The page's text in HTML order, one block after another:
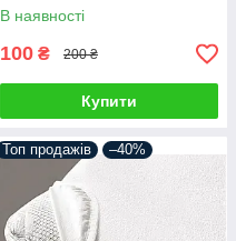
В наявності
100 ₴ 200 ₴
Купити
Топ продажів –40%